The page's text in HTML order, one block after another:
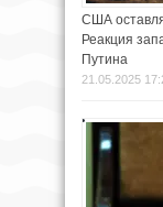
США
Реакция
Путина
21.05.2025